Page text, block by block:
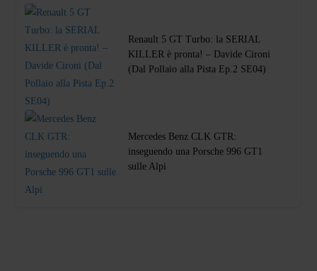
Renault 5 GT Turbo: la SERIAL
KILLER è pronta! – Davide Cironi
(Dal Pollaio alla Pista Ep.2 SE04)
Mercedes Benz CLK GTR:
inseguendo una Porsche 996 GT1
sulle Alpi